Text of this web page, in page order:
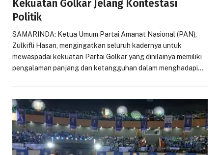
Kekuatan Golkar Jelang Kontestasi
Politik
SAMARINDA: Ketua Umum Partai Amanat Nasional (PAN),
Zulkifli Hasan, mengingatkan seluruh kadernya untuk
mewaspadai kekuatan Partai Golkar yang dinilainya memiliki
pengalaman panjang dan ketangguhan dalam menghadapi…